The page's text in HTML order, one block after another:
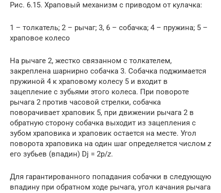
Рис. 6.15. Храповый механизм с приводом от кулачка:
1 – толкатель; 2 – рычаг; 3, 6 – собачка; 4 – пружина; 5 –
храповое колесо
На рычаге 2, жестко связанном с толкателем,
закреплена шарнирно собачка 3. Собачка поджимается
пружиной 4 к храповому колесу 5 и входит в
зацепление с зубьями этого колеса. При повороте
рычага 2 против часовой стрелки, собачка
поворачивает храповик 5, при движении рычага 2 в
обратную сторону собачка выходит из зацепления с
зубом храповика и храповик остается на месте. Угол
поворота храповика на один шаг определяется числом z
его зубьев (впадин) Dj = 2p/z.
Для гарантированного попадания собачки в следующую
впадину при обратном ходе рычага, угол качания рычага